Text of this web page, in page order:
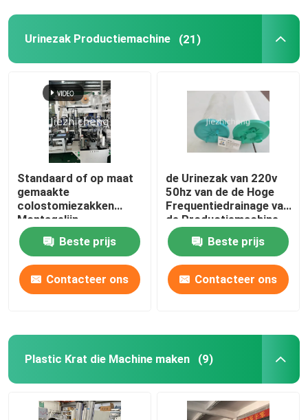
Urinezak Productiemachine (21)
Standaard of op maat
gemaakte
colostomiezakken
Montagelijn
Urinezakken Wikkelen
Snijden Afdichten en
verpakken
Automatische machine
Medische
Beste prijs
Contacteer ons
de Urinezak van 220v
50hz van de de Hoge
Frequentiedrainage van
de Productiemachine
van het de Zaklek de
Opsporingsmateriaal
Beste prijs
Contacteer ons
Plastic Krat die Machine maken (9)